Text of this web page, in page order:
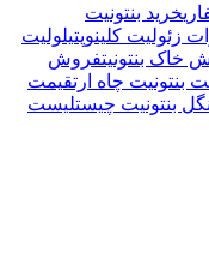
خرید بنتونیت
زئولیت کلینوپتیلولیت
خاک بنتونیتفروش
بنتونیت چاه ارتقیمت
گل بنتونیت چیستلیست